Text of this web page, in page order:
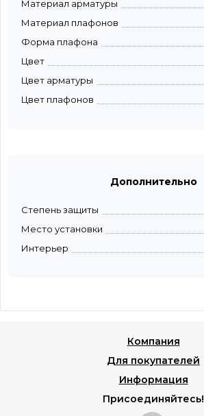
Материал арматуры
Материал плафонов
Форма плафона
Цвет
Цвет арматуры
Цвет плафонов
Дополнительно
Степень защиты
Место установки
Интерьер
Компания
Для покупателей
Информация
Присоединяйтесь!